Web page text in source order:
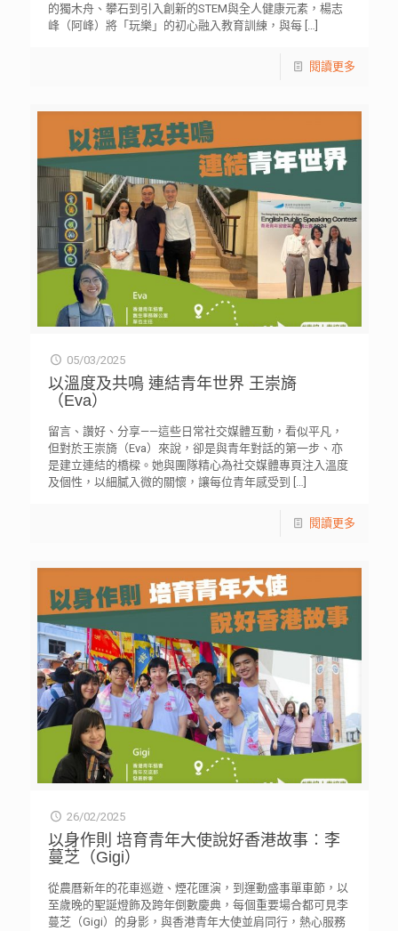
的獨木舟、攀石到引入創新的STEM與全人健康元素，楊志
峰（阿峰）將「玩樂」的初心融入教育訓練，與每[…]
閱讀更多
05/03/2025
以溫度及共鳴 連結青年世界 王崇旖
（Eva）
留言、讚好、分享——這些日常社交媒體互動，看似平凡，
但對於王崇旖（Eva）來說，卻是與青年對話的第一步、亦
是建立連結的橋樑。她與團隊精心為社交媒體專頁注入溫度
及個性，以細膩入微的關懷，讓每位青年感受到
[…]
閱讀更多
26/02/2025
以身作則 培育青年大使說好香港故事︰李
蔓芝（Gigi）
從農曆新年的花車巡遊、煙花匯演，到運動盛事單車節，以
至歲晚的聖誕燈飾及跨年倒數慶典，每個重要場合都可見李
蔓芝（Gigi）的身影，與香港青年大使並肩同行，熱心服務